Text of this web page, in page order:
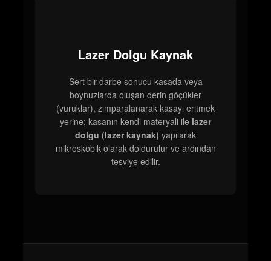
Lazer Dolgu Kaynak
Sert bir darbe sonucu kasada veya
boynuzlarda oluşan derin göçükler
(vuruklar), zımparalanarak kasayı eritmek
yerine; kasanın kendi materyali ile lazer
dolgu (lazer kaynak) yapılarak
mikroskobik olarak doldurulur ve ardından
tesviye edilir.